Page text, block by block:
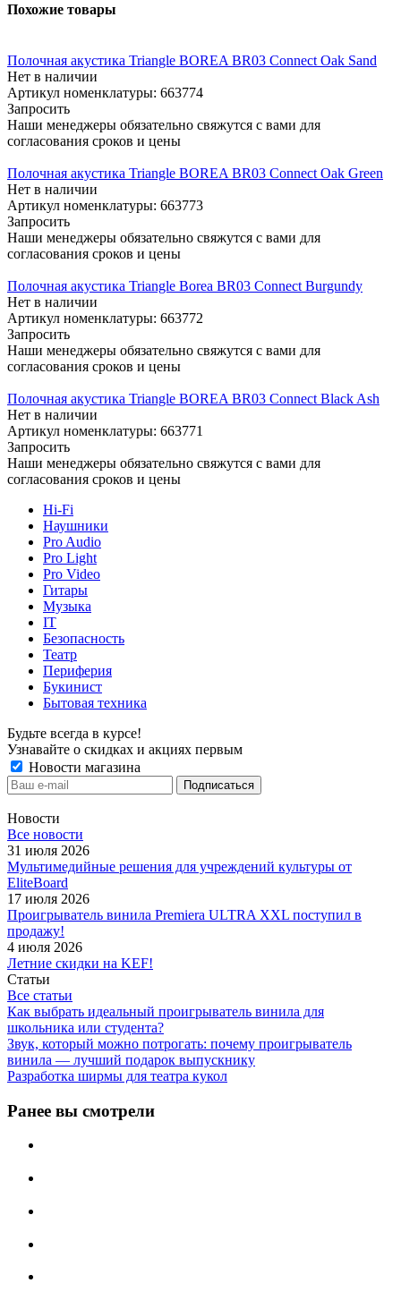
Похожие товары
Полочная акустика Triangle BOREA BR03 Connect Oak Sand
Нет в наличии
Артикул номенклатуры: 663774
Запросить
Наши менеджеры обязательно свяжутся с вами для
согласования сроков и цены
Полочная акустика Triangle BOREA BR03 Connect Oak Green
Нет в наличии
Артикул номенклатуры: 663773
Запросить
Наши менеджеры обязательно свяжутся с вами для
согласования сроков и цены
Полочная акустика Triangle Borea BR03 Connect Burgundy
Нет в наличии
Артикул номенклатуры: 663772
Запросить
Наши менеджеры обязательно свяжутся с вами для
согласования сроков и цены
Полочная акустика Triangle BOREA BR03 Connect Black Ash
Нет в наличии
Артикул номенклатуры: 663771
Запросить
Наши менеджеры обязательно свяжутся с вами для
согласования сроков и цены
Hi-Fi
Наушники
Pro Audio
Pro Light
Pro Video
Гитары
Музыка
IT
Безопасность
Театр
Периферия
Букинист
Бытовая техника
Будьте всегда в курсе!
Узнавайте о скидках и акциях первым
Новости магазина
Новости
Все новости
31 июля 2026
Мультимедийные решения для учреждений культуры от
EliteBoard
17 июля 2026
Проигрыватель винила Premiera ULTRA XXL поступил в
продажу!
4 июля 2026
Летние скидки на KEF!
Статьи
Все статьи
Как выбрать идеальный проигрыватель винила для
школьника или студента?
Звук, который можно потрогать: почему проигрыватель
винила — лучший подарок выпускнику
Разработка ширмы для театра кукол
Ранее вы смотрели